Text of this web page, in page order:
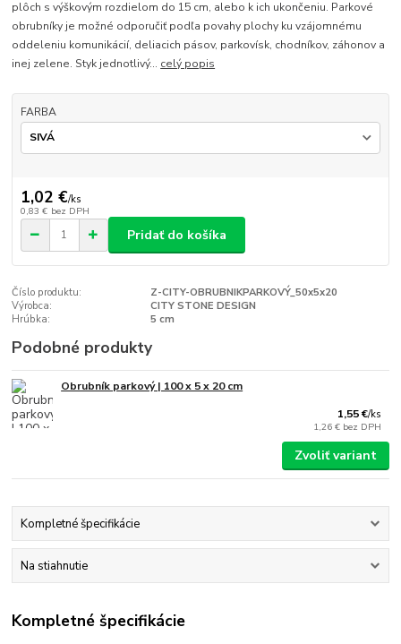
plôch s výškovým rozdielom do 15 cm, alebo k ich ukončeniu. Parkové
obrubníky je možné odporučiť podľa povahy plochy ku vzájomnému
oddeleniu komunikácií, deliacich pásov, parkovísk, chodníkov, záhonov a
inej zelene. Styk jednotlivý... celý popis
FARBA
1,02 €/ks
0,83 € bez DPH
Pridať do košíka
Číslo produktu:
Z-CITY-OBRUBNIKPARKOVÝ_50x5x20
Výrobca:
CITY STONE DESIGN
Hrúbka:
5 cm
Podobné produkty
Obrubník parkový | 100 x 5 x 20 cm
1,55 €/ks
1,26 € bez DPH
Zvoliť variant
Kompletné špecifikácie
Na stiahnutie
Kompletné špecifikácie